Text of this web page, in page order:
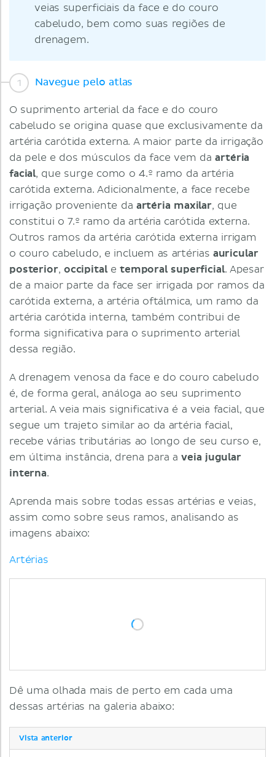
veias superficiais da face e do couro
cabeludo, bem como suas regiões de
drenagem.
Navegue pelo atlas
O suprimento arterial da face e do couro
cabeludo se origina quase que exclusivamente da
artéria carótida externa. A maior parte da irrigação
da pele e dos músculos da face vem daartéria
facial, que surge como o 4.º ramo da artéria
carótida externa. Adicionalmente, a face recebe
irrigação proveniente da artéria maxilar, que
constitui o 7.º ramo da artéria carótida externa.
Outros ramos da artéria carótida externa irrigam
o couro cabeludo, e incluem as artérias auricular
posterior, occipital etemporal superficial. Apesar
de a maior parte da face ser irrigada por ramos da
carótida externa, a artéria oftálmica, um ramo da
artéria carótida interna, também contribui de
forma significativa para o suprimento arterial
dessa região.
A drenagem venosa da face e do couro cabeludo
é, de forma geral, análoga ao seu suprimento
arterial. A veia mais significativa é a veia facial, que
segue um trajeto similar ao da artéria facial,
recebe várias tributárias ao longo de seu curso e,
em última instância, drena para aveia jugular
interna.
Aprenda mais sobre todas essas artérias e veias,
assim como sobre seus ramos, analisando as
imagens abaixo:
Artérias
Dê uma olhada mais de perto em cada uma
dessas artérias na galeria abaixo:
Vista anterior